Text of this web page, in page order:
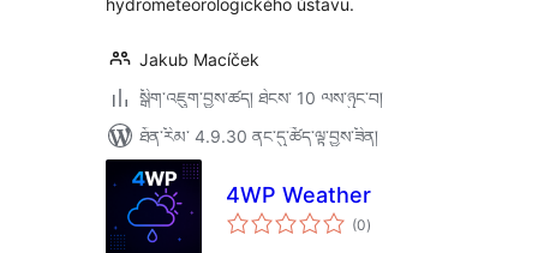
hydrometeorologického ústavu.
Jakub Macíček
སྒྲིག་འཇུག་བྱས་ཚད། ཐེངས་ 10 ལས་ཉུང་བ།
ཐོན་རིམ་ 4.9.30 ནང་དུ་ཚོད་ལྟ་བྱས་ཟིན།
4WP Weather
(0གདེང་
འཇོག་
)